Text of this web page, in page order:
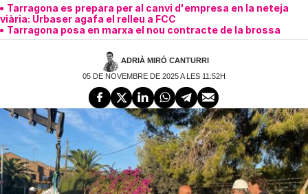
Tarragona es prepara per al canvi d'empresa en la neteja
viària: Urbaser agafa el relleu a FCC
Tarragona posa en marxa el nou contracte de la brossa
ADRIÀ MIRÓ CANTURRI
05 DE NOVEMBRE DE 2025 A LES 11:52H